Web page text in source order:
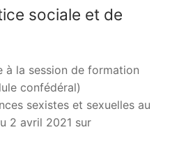
sociale et de
à la session de formation
confédéral)
sexistes et sexuelles au
2 avril 2021 sur